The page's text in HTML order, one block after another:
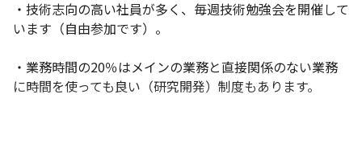
・技術志向の高い社員が多く、毎週技術勉強会を開催して
います（自由参加です）。
・業務時間の20％はメインの業務と直接関係のない業務
に時間を使っても良い（研究開発）制度もあります。